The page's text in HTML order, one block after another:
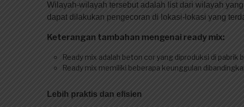
Wilayah-wilayah tersebut adalah list dari wilayah
dapat dilakukan pengecoran di lokasi-lokasi yang
Keterangan tambahan mengenai ready mix:
Ready mix adalah beton cor yang diproduksi di
Ready mix memiliki beberapa keunggulan
Lebih praktis dan efisien